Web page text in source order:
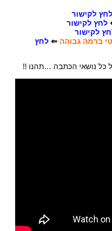
לחץ לקישור
לחץ לקישור
לקישור
ברמה גבוהה ⇐ לחץ
כל נושאי הכתבה …תהנו !!